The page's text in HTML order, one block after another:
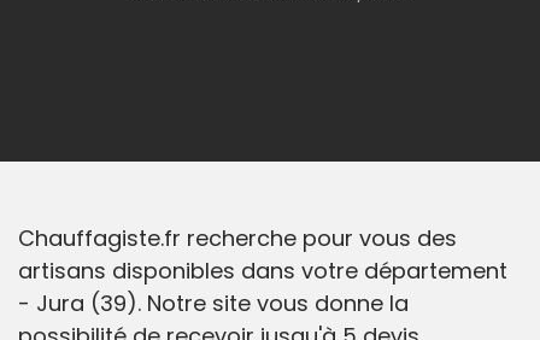
Chauffagiste.fr recherche pour vous des
artisans disponibles dans votre département
- Jura (39). Notre site vous donne la